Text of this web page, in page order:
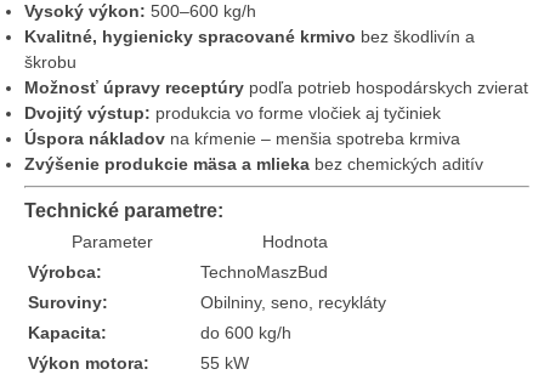
Vysoký výkon: 500–600 kg/h
Kvalitné, hygienicky spracované krmivo bez škodlivín a
škrobu
Možnosť úpravy receptúry podľa potrieb hospodárskych zvierat
Dvojitý výstup: produkcia vo forme vločiek aj tyčiniek
Úspora nákladov na kŕmenie – menšia spotreba krmiva
Zvýšenie produkcie mäsa a mlieka bez chemických aditív
Technické parametre:
Parameter
Hodnota
Výrobca:
TechnoMaszBud
Suroviny:
Obilniny, seno, recykláty
Kapacita:
do 600 kg/h
Výkon motora:
55 kW